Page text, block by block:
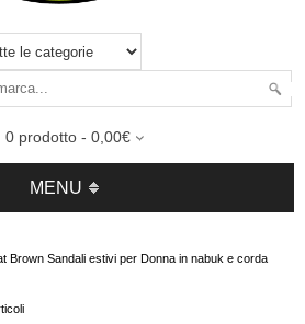
0 prodotto - 0,00€
MENU
Brown Sandali estivi per Donna in nabuk e corda